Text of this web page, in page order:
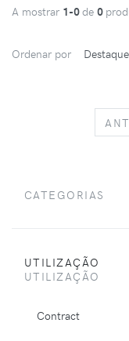
A mostrar 1-0de 0
Ordenar por
CATEGORIAS
UTILIZAÇÃO
UTILIZAÇÃO
Contract